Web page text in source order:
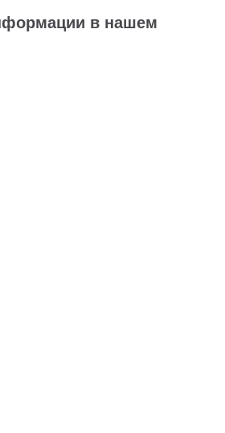
в нашем